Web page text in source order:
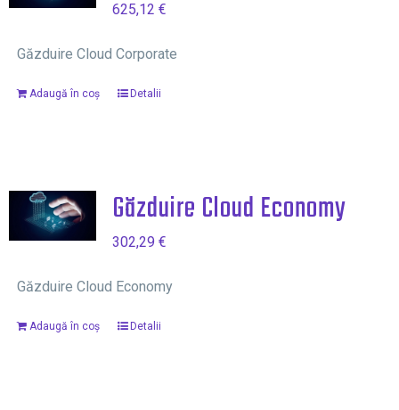
625,12 €
Găzduire Cloud Corporate
Adaugă în coș Detalii
Găzduire Cloud Economy
302,29 €
Găzduire Cloud Economy
Adaugă în coș Detalii